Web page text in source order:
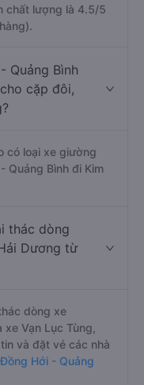
chất lượng là 4.5/5
Quảng Bình
cặp đôi,
có loại xe giường
Quảng Bình đi Kim
thác dòng
Dương từ
dòng xe
Vạn Lục Tùng,
và đặt vé các nhà
Hới - Quảng